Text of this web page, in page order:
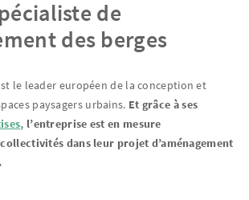
de
des berges
le leader européen de la conception et
paysagers urbains. Et grâce à ses
l’entreprise est en mesure
dans leur projet d’aménagement